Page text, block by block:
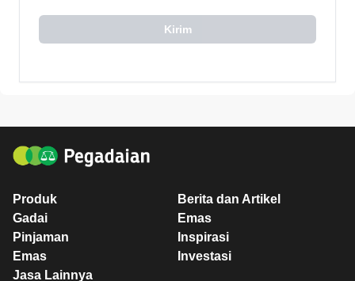
Kirim
Produk
Gadai
Pinjaman
Emas
Jasa Lainnya
Berita dan Artikel
Emas
Inspirasi
Investasi